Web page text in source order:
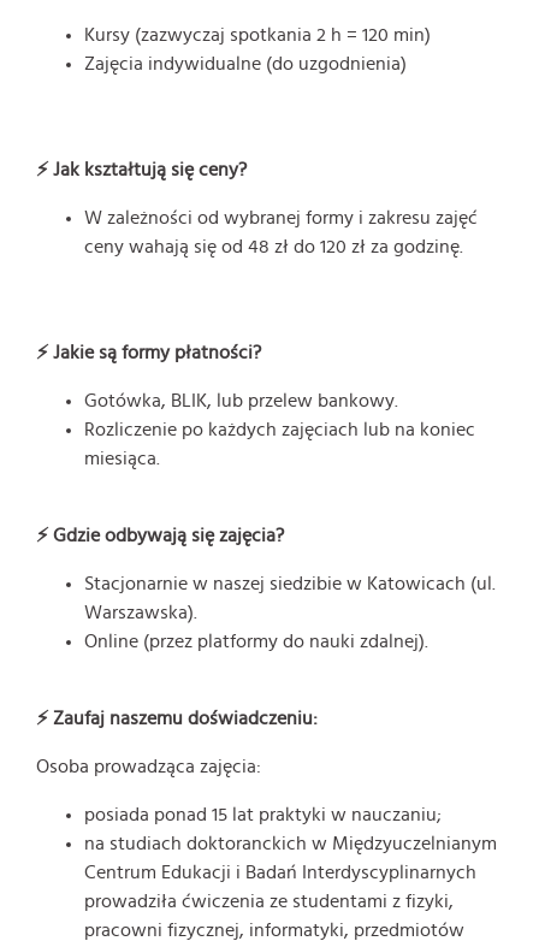
Kursy (zazwyczaj spotkania 2 h = 120 min)
Zajęcia indywidualne (do uzgodnienia)
⚡ Jak kształtują się ceny?
W zależności od wybranej formy i zakresu zajęć
ceny wahają się od 48 zł do 120 zł za godzinę.
⚡ Jakie są formy płatności?
Gotówka, BLIK, lub przelew bankowy.
Rozliczenie po każdych zajęciach lub na koniec
miesiąca.
⚡ Gdzie odbywają się zajęcia?
Stacjonarnie w naszej siedzibie w Katowicach (ul.
Warszawska).
Online (przez platformy do nauki zdalnej).
⚡ Zaufaj naszemu doświadczeniu:
Osoba prowadząca zajęcia:
posiada ponad 15 lat praktyki w nauczaniu;
na studiach doktoranckich w Międzyuczelnianym
Centrum Edukacji i Badań Interdyscyplinarnych
prowadziła ćwiczenia ze studentami z fizyki,
pracowni fizycznej, informatyki, przedmiotów